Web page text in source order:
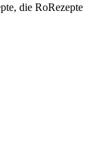
die RoRezepte